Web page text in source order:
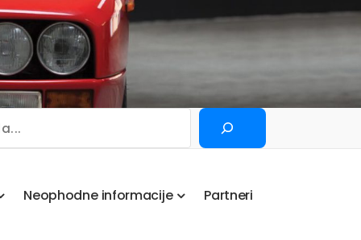
Neophodne informacije Partneri